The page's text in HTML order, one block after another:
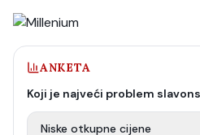
ANKETA
Koji je najveći problem
Niske otkupne cijene